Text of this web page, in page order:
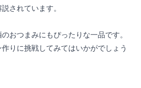
されています。
おつまみにもぴったりな一品です。
りに挑戦してみてはいかがでしょう